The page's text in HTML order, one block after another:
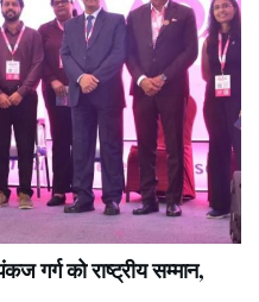
गर्ग को राष्ट्रीय सम्मान,